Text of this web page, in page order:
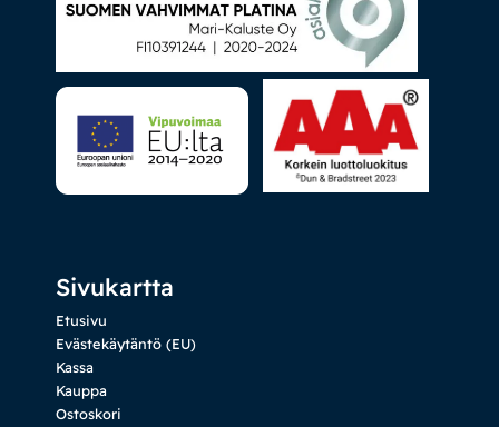
Sivukartta
Etusivu
Evästekäytäntö (EU)
Kassa
Kauppa
Ostoskori